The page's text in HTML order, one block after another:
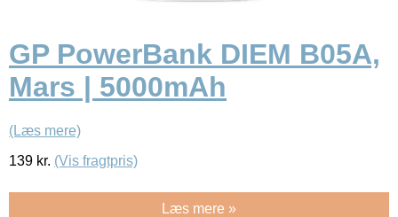
GP PowerBank DIEM B05A,
Mars | 5000mAh
(Læs mere)
139 kr. (Vis fragtpris)
Læs mere »